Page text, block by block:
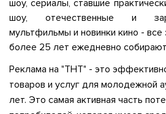
шоу, сериалы, ставшие
шоу, отечественные и
мультфильмы и новинки кино -
более 25 лет ежедневно
Реклама на "ТНТ" - это
товаров и услуг для молодежной
лет. Это самая активная часть